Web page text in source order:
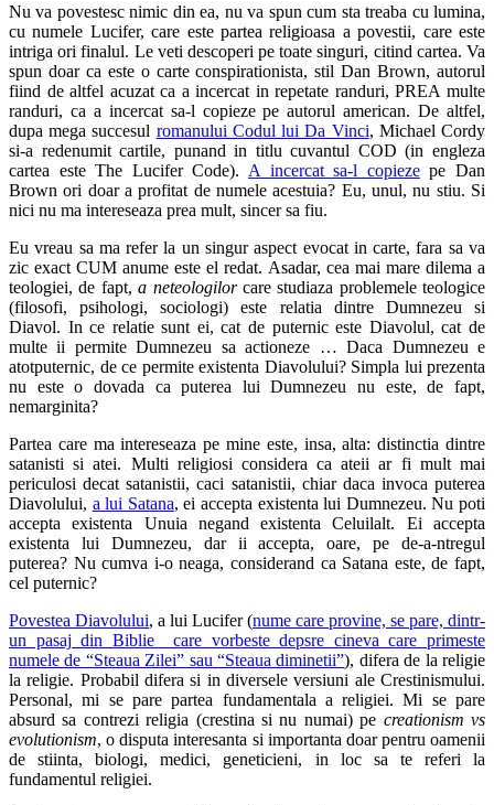
Nu va povestesc nimic din ea, nu va spun cum sta treaba cu lumina,
cu numele Lucifer, care este partea religioasa a povestii, care este
intriga ori finalul. Le veti descoperi pe toate singuri, citind cartea. Va
spun doar ca este o carte conspirationista, stil Dan Brown, autorul
fiind de altfel acuzat ca a incercat in repetate randuri, PREA multe
randuri, ca a incercat sa-l copieze pe autorul american. De altfel,
dupa mega succesul romanului Codul lui Da Vinci, Michael Cordy
si-a redenumit cartile, punand in titlu cuvantul COD (in engleza
cartea este The Lucifer Code). A incercat sa-l copiezepe Dan
Brown ori doar a profitat de numele acestuia? Eu, unul, nu stiu. Si
nici nu ma intereseaza prea mult, sincer sa fiu.
Eu vreau sa ma refer la un singur aspect evocat in carte, fara sa va
zic exact CUM anume este el redat. Asadar, cea mai mare dilema a
teologiei, de fapt,a neteologilorcare studiaza problemele teologice
(filosofi, psihologi, sociologi) este relatia dintre Dumnezeu si
Diavol. In ce relatie sunt ei, cat de puternic este Diavolul, cat de
multe ii permite Dumnezeu sa actioneze … Daca Dumnezeu e
atotputernic, de ce permite existenta Diavolului? Simpla lui prezenta
nu este o dovada ca puterea lui Dumnezeu nu este, de fapt,
nemarginita?
Partea care ma intereseaza pe mine este, insa, alta: distinctia dintre
satanisti si atei. Multi religiosi considera ca ateii ar fi mult mai
periculosi decat satanistii, caci satanistii, chiar daca invoca puterea
Diavolului, a lui Satana, ei accepta existenta lui Dumnezeu. Nu poti
accepta existenta Unuia negand existenta Celuilalt. Ei accepta
existenta lui Dumnezeu, dar ii accepta, oare, pe de-a-ntregul
puterea? Nu cumva i-o neaga, considerand ca Satana este, de fapt,
cel puternic?
Povestea Diavolului, a lui Lucifer (nume care provine, se pare, dintr-
un pasaj din Biblie care vorbeste depsre cineva care primeste
numele de “Steaua Zilei” sau “Steaua diminetii”), difera de la religie
la religie. Probabil difera si in diversele versiuni ale Crestinismului.
Personal, mi se pare partea fundamentala a religiei. Mi se pare
absurd sa contrezi religia (crestina si nu numai) pe creationism vs
evolutionism, o disputa interesanta si importanta doar pentru oamenii
de stiinta, biologi, medici, geneticieni, in loc sa te referi la
fundamentul religiei.